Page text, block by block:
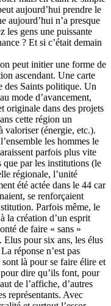
aujourd’hui prendre le
aujourd’hui n’a presque
les gens une puissante
? Et si c’était demain
peut initier une forme de
ascendant. Une carte
des Saints politique. Un
mode d’avancement,
originale dans des projets
cette région un
valoriser (énergie, etc.).
les hommes le
parfois plus vite
que par les institutions (le
régionale, l’unité
été actée dans le 44 car
se renforçaient
Parfois même, le
la création d’un esprit
de faire « sans »
Elus pour six ans, les élus
réponse n’est pas
là pour se faire élire et
dire qu’ils font, pour
de l’affiche, d’autres
représentants. Avec